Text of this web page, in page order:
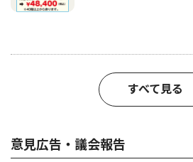
すべて見る
意見広告・議会報告